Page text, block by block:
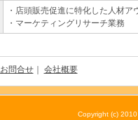
・店頭販売促進に特化した人材ア
・マーケティングリサーチ業務
お問合せ｜ 会社概要
Copyright (c)